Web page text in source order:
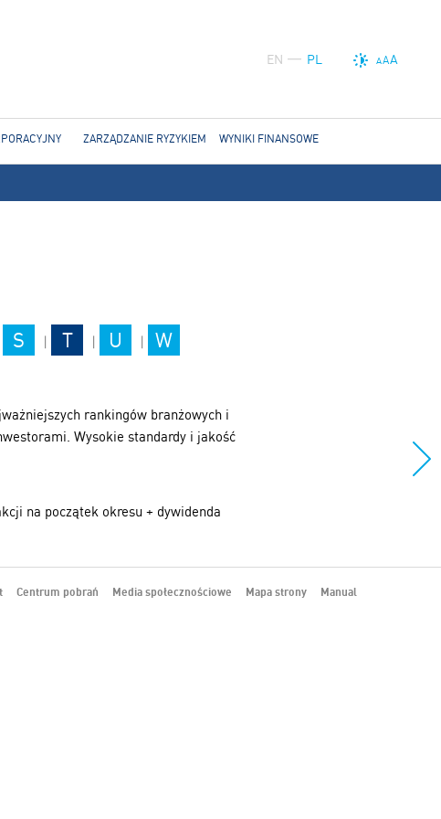
EN PL AAA
S | T | U | W
rankingów branżowych i
Wysokie standardy i jakość
na początek okresu + dywidenda
ZARZĄDZANIE RYZYKIEM WYNIKI FINANSOWE
Centrum pobrań Media społecznościowe Mapa strony Manual